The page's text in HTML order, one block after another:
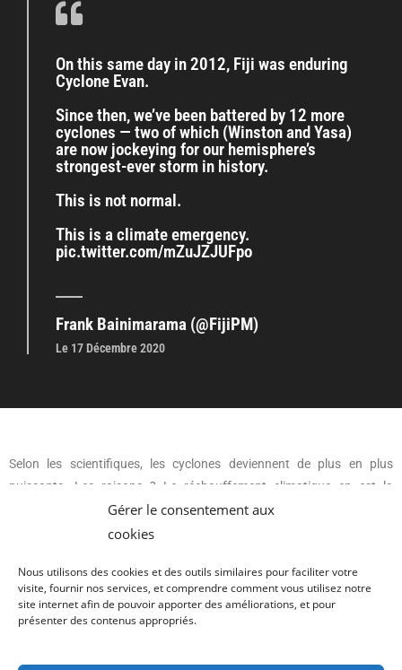
Gérer le consentement aux
cookies
Nous utilisons des cookies et des outils similaires pour faciliter votre
visite, fournir nos services, et comprendre comment vous utilisez notre
site internet afin de pouvoir apporter des améliorations, et pour
présenter des contenus appropriés.
On this same day in 2012, Fiji was enduring
Cyclone Evan.
Since then, we’ve been battered by 12 more
cyclones — two of which (Winston and Yasa)
are now jockeying for our hemisphere’s
strongest-ever storm in history.
This is not normal.
This is a climate emergency.
pic.twitter.com/mZuJZJUFpo
Frank Bainimarama (@FijiPM)
Le 17 Décembre 2020
Selon les scientifiques, les cyclones deviennent de plus en plus
puissants. Les raisons ? Le réchauffement climatique en est la
principale cause, augmentant la température en surface des océans.
La prévision est même de mauvaise augure : la proportion de cyclone
considérablement.